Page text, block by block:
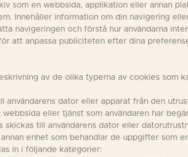
som en webbsida, applikation eller annan
Innehåller information om din navigering
navigeringen och förstå hur användarna
att anpassa publiciteten efter dina
av de olika typerna av cookies som
användarens dator eller apparat från den
eller tjänst som användaren har
skickas till användarens dator eller
enhet som behandlar de uppgifter som
in i följande kategorier: